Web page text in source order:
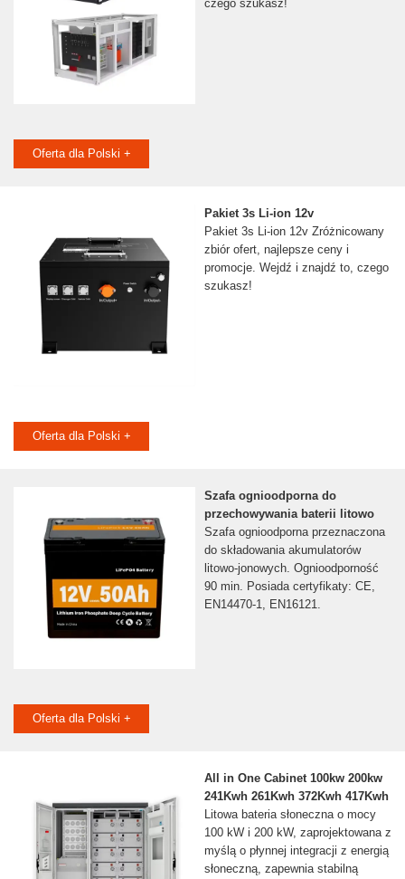
czego szukasz!
Oferta dla Polski +
Pakiet 3s Li-ion 12v
Pakiet 3s Li-ion 12v Zróżnicowany
zbiór ofert, najlepsze ceny i
promocje. Wejdź i znajdź to, czego
szukasz!
Oferta dla Polski +
Szafa ognioodporna do
przechowywania baterii litowo
Szafa ognioodporna przeznaczona
do składowania akumulatorów
litowo-jonowych. Ognioodporność
90 min. Posiada certyfikaty: CE,
EN14470-1, EN16121.
Oferta dla Polski +
All in One Cabinet 100kw 200kw
241Kwh 261Kwh 372Kwh 417Kwh
Litowa bateria słoneczna o mocy
100 kW i 200 kW, zaprojektowana z
myślą o płynnej integracji z energią
słoneczną, zapewnia stabilną